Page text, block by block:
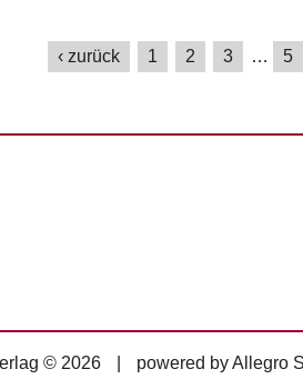
‹ zurück 1 2 3 … 5
© 2026 powered byAllegro